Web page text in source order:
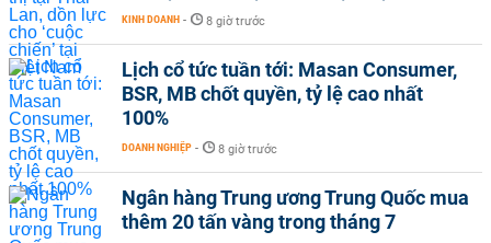
KINH DOANH - 8 giờ trước
Lịch cổ tức tuần tới: Masan Consumer,
BSR, MB chốt quyền, tỷ lệ cao nhất
100%
DOANH NGHIỆP - 8 giờ trước
Ngân hàng Trung ương Trung Quốc mua
thêm 20 tấn vàng trong tháng 7